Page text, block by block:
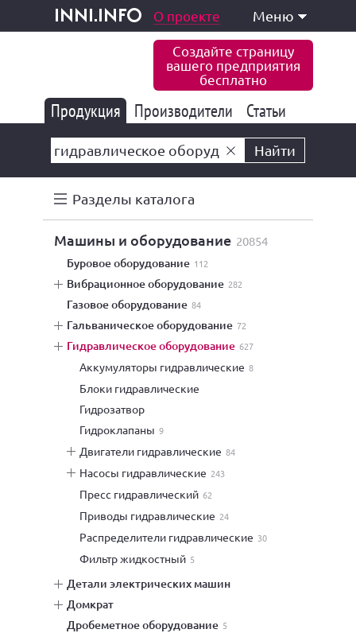
inni.info
и услуги О проекте Меню
Создайте страницу
вашего предприятия
бесплатно
Продукция 177 832
Производители 6 770
Статьи
Найти
Разделы каталога
машины и оборудование 20854
буровое оборудование 112
вибрационное оборудование 282
газовое оборудование 84
гальваническое оборудование 72
гидравлическое оборудование 627
аккумуляторы гидравлические 8
блоки гидравлические
гидрозатвор
гидроклапаны 9
двигатели гидравлические 84
насосы гидравлические 243
пресс гидравлический 62
приводы гидравлические 24
распределители гидравлические 30
фильтр жидкостный 5
детали электрических машин
домкрат
дробеметное оборудование 5